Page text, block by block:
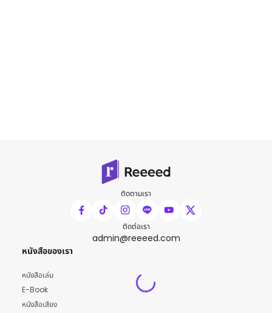
ติดตามเรา
ติดต่อเรา
admin@reeeed.com
หนังสือของเรา
หนังสือเล่ม
E-Book
หนังสือเสียง